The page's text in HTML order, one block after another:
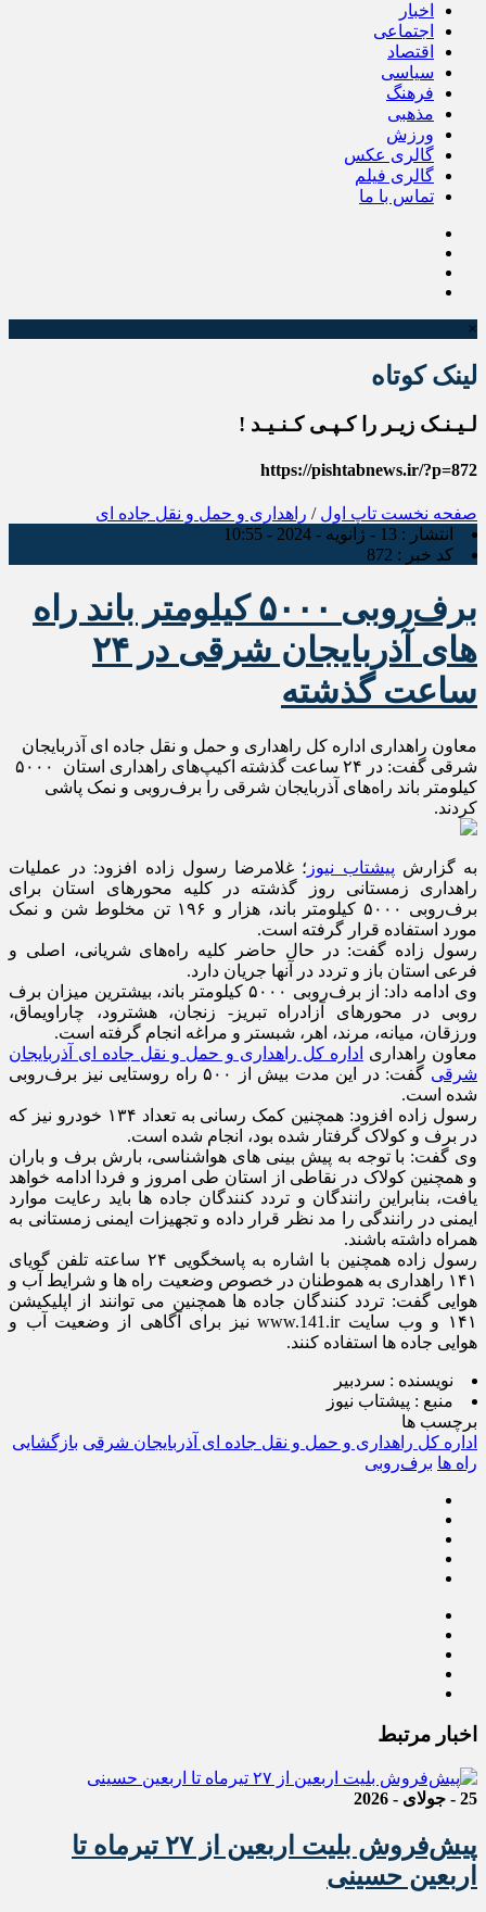
اخبار
اجتماعی
اقتصاد
سیاسی
فرهنگ
مذهبی
ورزش
گالری عکس
گالری فیلم
تماس با ما
×
لینک کوتاه
لـیـنـک زیـر را کـپـی کـنـیـد !
https://pishtabnews.ir/?p=872
صفحه نخست تاپ اول / راهداری و حمل و نقل جاده ای
انتشار : 13 - ژانویه - 2024 - 10:55
کد خبر : 872
برف‌روبی ۵۰۰۰ کیلومتر باند راه
های آذربایجان شرقی در ۲۴
ساعت گذشته
معاون راهداری اداره کل راهداری و حمل و نقل جاده ای آذربایجان
شرقی گفت: در ۲۴ ساعت گذشته اکیپ‌های راهداری استان ۵۰۰۰
کیلومتر باند راه‌های آذربایجان شرقی را برف‌روبی و نمک پاشی
کردند.
به گزارش پیشتاب نیوز ؛ غلامرضا رسول زاده افزود: در عملیات
راهداری زمستانی روز گذشته در کلیه محورهای استان برای
برف‌روبی ۵۰۰۰ کیلومتر باند، هزار و ۱۹۶ تن مخلوط شن و نمک
مورد استفاده قرار گرفته است.
رسول زاده گفت: در حال حاضر کلیه راه‌های شریانی، اصلی و
فرعی استان باز و تردد در آنها جریان دارد.
وی ادامه داد: از برف‌روبی ۵۰۰۰ کیلومتر باند، بیشترین میزان برف
روبی در محورهای آزادراه تبریز- زنجان، هشترود، چاراویماق،
ورزقان، میانه، مرند، اهر، شبستر و مراغه انجام گرفته است.
معاون راهداری اداره کل راهداری و حمل و نقل جاده ای آذربایجان
شرقی
گفت: در این مدت بیش از ۵۰۰ راه روستایی نیز برف‌روبی
شده است.
رسول زاده افزود: همچنین کمک رسانی به تعداد ۱۳۴ خودرو نیز که
در برف و کولاک گرفتار شده بود، انجام شده است.
وی گفت: با توجه به پیش بینی های هواشناسی، بارش برف و باران
و همچنین کولاک در نقاطی از استان طی امروز و فردا ادامه خواهد
یافت، بنابراین رانندگان و تردد کنندگان جاده ها باید رعایت موارد
ایمنی در رانندگی را مد نظر قرار داده و تجهیزات ایمنی زمستانی به
همراه داشته باشند.
رسول زاده همچنین با اشاره به پاسخگویی ۲۴ ساعته تلفن گویای
۱۴۱ راهداری به هموطنان در خصوص وضعیت راه ها و شرایط آب و
هوایی گفت: تردد کنندگان جاده ها همچنین می توانند از اپلیکیشن
۱۴۱ و وب سایت www.141.ir نیز برای آگاهی از وضعیت آب و
هوایی جاده ها استفاده کنند.
نویسنده : سردبیر
منبع : پیشتاب نیوز
برچسب ها
اداره کل راهداری و حمل و نقل جاده ای آذربایجان شرقی بازگشایی
راه ها برف‌روبی
اخبار مرتبط
25 - جولای - 2026
پیش‌فروش بلیت اربعین از ۲۷ تیرماه تا
اربعین حسینی